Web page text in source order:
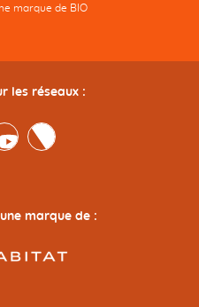
marque de BIO
les réseaux :
Twitter
marque de :